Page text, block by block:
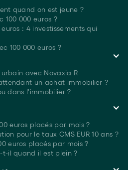
quand on est jeune ?
100 000 euros ?
: 4 investissements qui
100 000 euros ?
avec Novaxia R
un achat immobilier ?
dans l'immobilier ?
euros placés par mois ?
pour le taux CMS EUR 10 ans ?
euros placés par mois ?
t-il quand il est plein ?